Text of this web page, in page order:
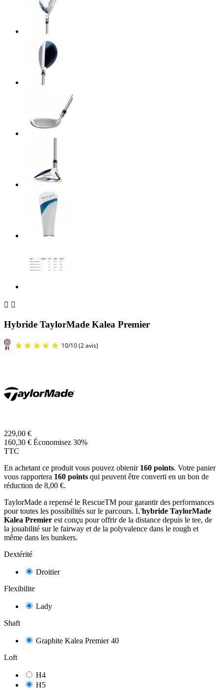
 
Hybride TaylorMade Kalea Premier
229,00 €
160,30 € Économisez 30%
TTC
En achetant ce produit vous pouvez obtenir 160 points. Votre panier
vous rapportera 160 points qui peuvent être converti en un bon de
réduction de 8,00 €.
TaylorMade a repensé le RescueTM pour garantir des performances
pour toutes les possibilités sur le parcours. L'hybride TaylorMade
Kalea Premier est conçu pour offrir de la distance depuis le tee, de
la jouabilité sur le fairway et de la polyvalence dans le rough et
même dans les bunkers.
Dextérité
Droitier
Flexibilite
Lady
Shaft
Graphite Kalea Premier 40
Loft
H4
H5